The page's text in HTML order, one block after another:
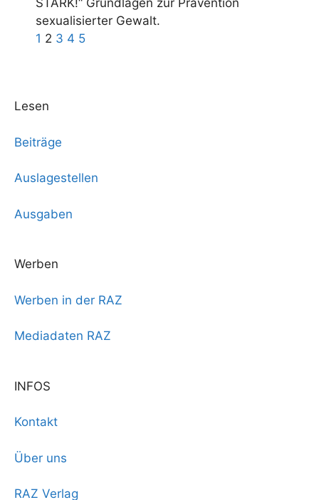
STARK!“ Grundlagen zur Prävention
sexualisierter Gewalt.
1 2 3 4 5
Lesen
Beiträge
Auslagestellen
Ausgaben
Werben
Werben in der RAZ
Mediadaten RAZ
INFOS
Kontakt
Über uns
RAZ Verlag